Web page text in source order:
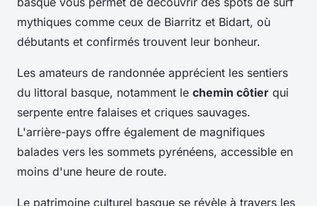
mythiques comme ceux de Biarritz et Bidart, où
débutants et confirmés trouvent leur bonheur.
Les amateurs de randonnée apprécient les sentiers
du littoral basque, notamment le chemin côtier qui
serpente entre falaises et criques sauvages.
L'arrière-pays offre également de magnifiques
balades vers les sommets pyrénéens, accessible en
moins d'une heure de route.
Le patrimoine culturel basque se révèle à travers les